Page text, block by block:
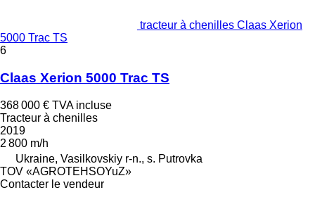
tracteur à chenilles Claas Xerion
5000 Trac TS
6
Claas Xerion 5000 Trac TS
368 000 € TVA incluse
Tracteur à chenilles
2019
2 800 m/h
Ukraine, Vasilkovskiy r-n., s. Putrovka
TOV «AGROTEHSOYuZ»
Contacter le vendeur